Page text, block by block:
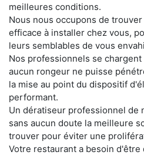
meilleures conditions.
Nous nous occupons de
efficace à installer chez vous,
leurs semblables de vous
Nos professionnels se
aucun rongeur ne puisse
la mise au point du dispositif
performant.
Un dératiseur professionnel de
sans aucun doute la meilleure
trouver pour éviter une
Votre restaurant a besoin d'être